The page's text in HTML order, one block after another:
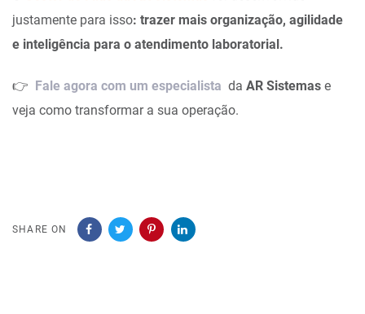
justamente para isso: trazer mais organização, agilidade
e inteligência para o atendimento laboratorial.
👉 Fale agora com um especialista da AR Sistemas e
veja como transformar a sua operação.
SHARE ON